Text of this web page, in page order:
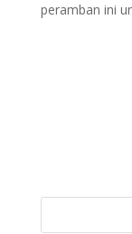
peramban ini